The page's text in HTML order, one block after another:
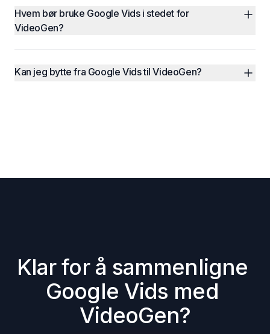
Hvem bør bruke Google Vids i stedet for
VideoGen?
Kan jeg bytte fra Google Vids til VideoGen?
Klar for å sammenligne
Google Vids med
VideoGen?